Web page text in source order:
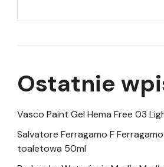
Ostatnie
Vasco Paint Gel Hema Free 03
Salvatore Ferragamo F
toaletowa 50ml